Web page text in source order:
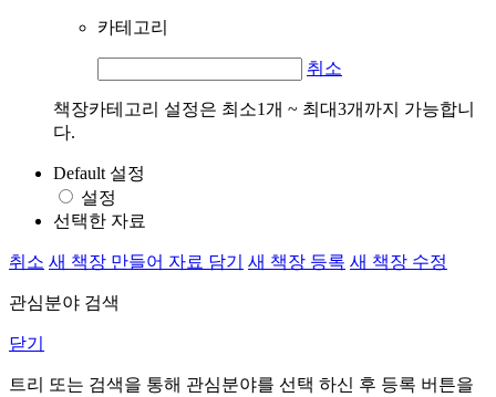
카테고리
취소
책장카테고리 설정은 최소1개 ~ 최대3개까지 가능합니
다.
Default 설정
설정
선택한 자료
취소 새 책장 만들어 자료 담기 새 책장 등록 새 책장 수정
관심분야 검색
닫기
트리 또는 검색을 통해 관심분야를 선택 하신 후 등록 버튼을